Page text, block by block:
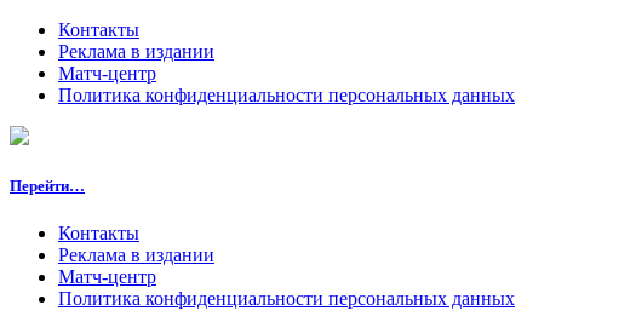
Контакты
Реклама в издании
Матч-центр
Политика конфиденциальности персональных данных
Перейти…
Контакты
Реклама в издании
Матч-центр
Политика конфиденциальности персональных данных